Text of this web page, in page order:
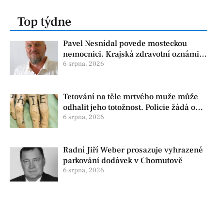
Top týdne
Pavel Nesnídal povede mosteckou
nemocnici. Krajská zdravotní oznámila
změnu ve vedení
6 srpna, 2026
Tetování na těle mrtvého muže může
odhalit jeho totožnost. Policie žádá o
pomoc
6 srpna, 2026
Radní Jiří Weber prosazuje vyhrazené
parkování dodávek v Chomutově
6 srpna, 2026